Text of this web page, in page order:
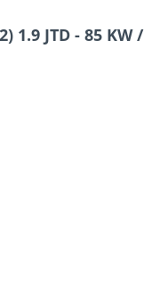
JTD - 85 KW /